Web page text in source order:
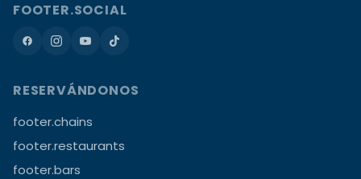
FOOTER.SOCIAL
RESERVÁNDONOS
footer.chains
footer.restaurants
footer.bars